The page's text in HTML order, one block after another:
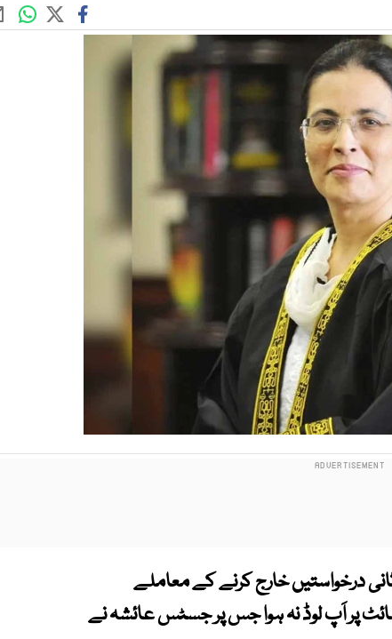
درخواستیں خارج کرنے کے معاملے
پر اَپ لوڈ نہ ہوا جس پر جسٹس عائشہ نے